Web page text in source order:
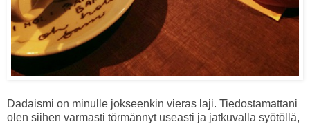
Dadaismi on minulle jokseenkin vieras laji. Tiedostamattani
olen siihen varmasti törmännyt useasti ja jatkuvalla syötöllä,